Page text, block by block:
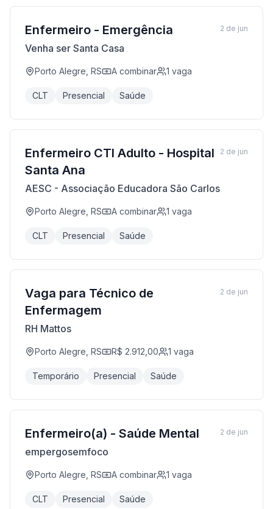
Enfermeiro - Emergência
Venha ser Santa Casa
Porto Alegre, RS A combinar 1 vaga
CLT Presencial Saúde
2 de jun
Enfermeiro CTI Adulto - Hospital
Santa Ana
AESC - Associação Educadora São Carlos
Porto Alegre, RS A combinar 1 vaga
CLT Presencial Saúde
2 de jun
Vaga para Técnico de
Enfermagem
RH Mattos
Porto Alegre, RS R$ 2.912,00 1 vaga
Temporário Presencial Saúde
2 de jun
Enfermeiro(a) - Saúde Mental
empergosemfoco
Porto Alegre, RS A combinar 1 vaga
CLT Presencial Saúde
2 de jun